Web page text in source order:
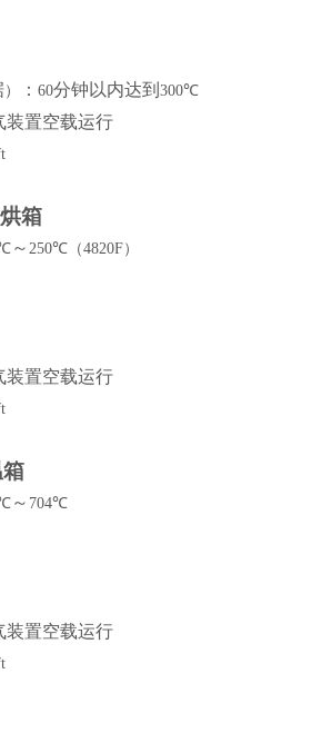
） ：60分钟以内达到300℃
装置空载运行
箱
～ 250℃（4820F）
装置空载运行
～ 704℃
装置空载运行